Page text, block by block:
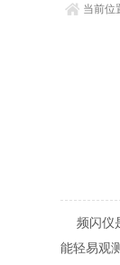
当前位
频闪仪
能轻易观